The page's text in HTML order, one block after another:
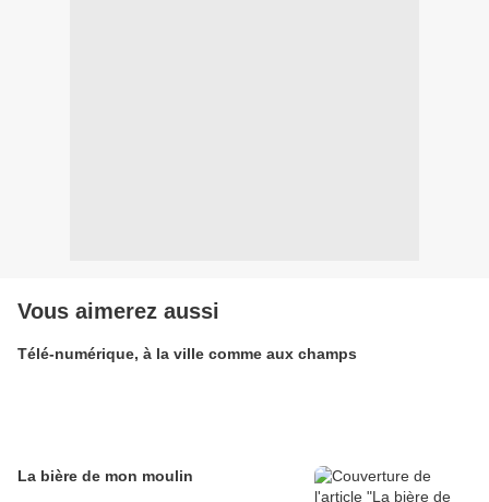
Vous aimerez aussi
Télé-numérique, à la ville comme aux champs
La bière de mon moulin